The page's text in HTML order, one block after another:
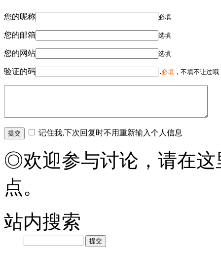
您的昵称 必填
您的邮箱 选填
您的网站 选填
验证的码 必填 ，不填不让过
记住我,下次回复时不用重新输入个人信息
◎欢迎参与讨论，请在这
点。
站内搜索